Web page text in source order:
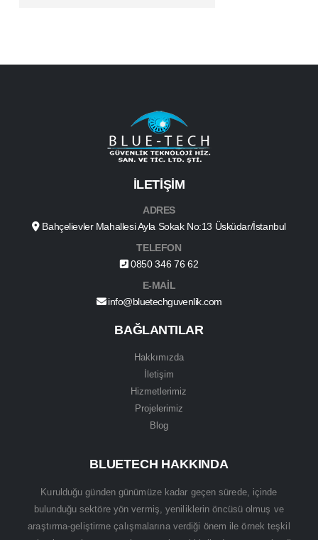
İLETİŞİM
ADRES
Bahçelievler Mahallesi Ayla Sokak No:13 Üsküdar/İstanbul
TELEFON
0850 346 76 62
E-MAİL
info@bluetechguvenlik.com
BAĞLANTILAR
Hakkımızda
İletişim
Hizmetlerimiz
Projelerimiz
Blog
BLUETECH HAKKINDA
Kurulduğu günden günümüze kadar geçen sürede, içinde
bulunduğu sektöre yön vermiş, yeniliklerin öncüsü olmuş ve
araştırma-geliştirme çalışmalarına verdiği önem ile örnek teşkil